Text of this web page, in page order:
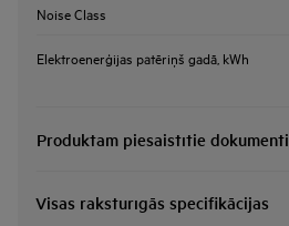
Noise Class
Elektroenerģijas patēriņš gadā, kWh
Produktam piesaistītie dokumenti
Visas raksturīgās specifikācijas